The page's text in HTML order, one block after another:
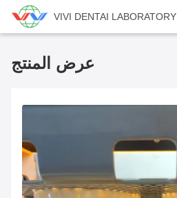
VIVI DENTAI LABORATORY
عرض المنتج